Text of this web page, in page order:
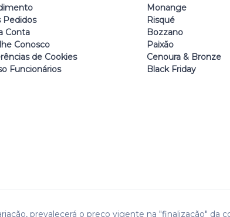
Pedidos
Conta
Conosco
de Cookies
Funcionários
Monange
Risqué
Bozzano
Paixão
Cenoura & Bronze
Black Friday
prevalecerá o preço vigente na "finalização" da